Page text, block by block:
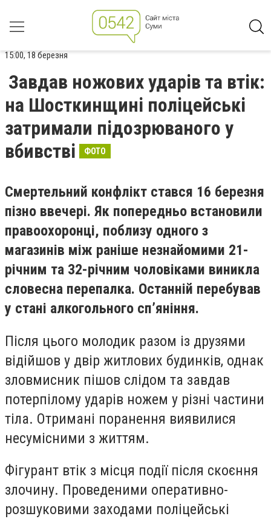
15:00, 18 березня
Завдав ножових ударів та втік:
на Шосткинщині поліцейські
затримали підозрюваного у
вбивстві
ФОТО
Смертельний конфлікт стався 16 березня
пізно ввечері. Як попередньо встановили
правоохоронці, поблизу одного з
магазинів між раніше незнайомими 21-
річним та 32-річним чоловіками виникла
словесна перепалка. Останній перебував
у стані алкогольного сп’яніння.
Після цього молодик разом із друзями
відійшов у двір житлових будинків, однак
зловмисник пішов слідом та завдав
потерпілому ударів ножем у різні частини
тіла. Отримані поранення виявилися
несумісними з життям.
Фігурант втік з місця події після скоєння
злочину. Проведеними оперативно-
розшуковими заходами поліцейські